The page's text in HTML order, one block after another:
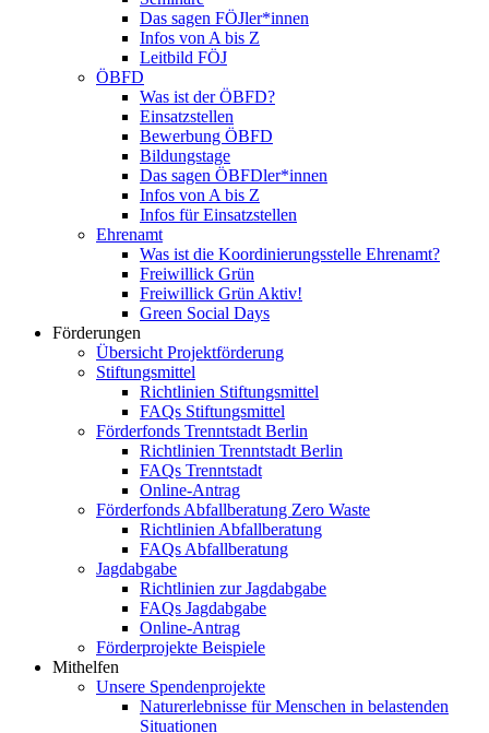
Das sagen FÖJler*innen
Infos von A bis Z
Leitbild FÖJ
ÖBFD
Was ist der ÖBFD?
Einsatzstellen
Bewerbung ÖBFD
Bildungstage
Das sagen ÖBFDler*innen
Infos von A bis Z
Infos für Einsatzstellen
Ehrenamt
Was ist die Koordinierungsstelle Ehrenamt?
Freiwillick Grün
Freiwillick Grün Aktiv!
Green Social Days
Förderungen
Übersicht Projektförderung
Stiftungsmittel
Richtlinien Stiftungsmittel
FAQs Stiftungsmittel
Förderfonds Trenntstadt Berlin
Richtlinien Trenntstadt Berlin
FAQs Trenntstadt
Online-Antrag
Förderfonds Abfallberatung Zero Waste
Richtlinien Abfallberatung
FAQs Abfallberatung
Jagdabgabe
Richtlinien zur Jagdabgabe
FAQs Jagdabgabe
Online-Antrag
Förderprojekte Beispiele
Mithelfen
Unsere Spendenprojekte
Naturerlebnisse für Menschen in belastenden
Situationen